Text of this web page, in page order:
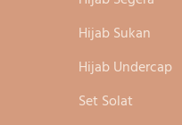
Hijab Sukan
Hijab Undercap
Set Solat